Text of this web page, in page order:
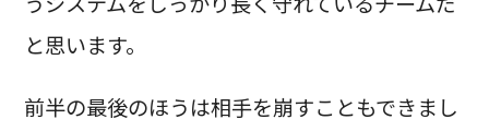
と思います。
前半の最後のほうは相手を崩すこともできまし